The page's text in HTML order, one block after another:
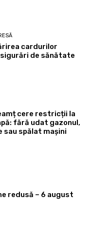
cardurilor
de sănătate
cere restricții la
fără udat gazonul,
sau spălat mașini
redusă – 6 august